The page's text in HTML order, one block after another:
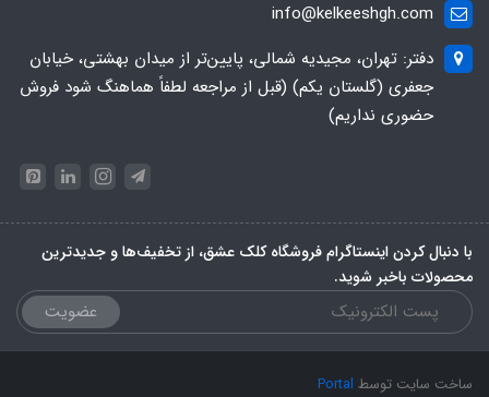
info@kelkeeshgh.com
دفتر: تهران، مجیدیه شمالی، پایین‌تر از میدان بهشتی، خیابان
جعفری (گلستان یکم) (قبل از مراجعه لطفاً هماهنگ شود فروش
حضوری نداریم)
با دنبال کردن اینستاگرام فروشگاه کلک عشق، از تخفیف‌ها و جدیدترین‌
محصولات باخبر شوید.
عضویت
ساخت سایت توسط Portal